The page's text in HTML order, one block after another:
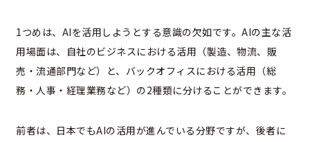
1つめは、AIを活用しようとする意識の欠如です。AIの主な活
用場面は、自社のビジネスにおける活用（製造、物流、販
売・流通部門など）と、バックオフィスにおける活用（総
務・人事・経理業務など）の2種類に分けることができます。
前者は、日本でもAIの活用が進んでいる分野ですが、後者に